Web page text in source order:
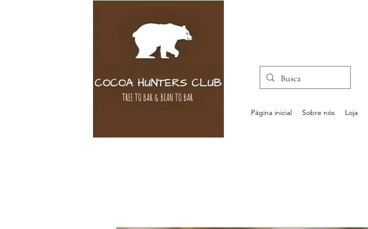
Página inicial Sobre nós Loja